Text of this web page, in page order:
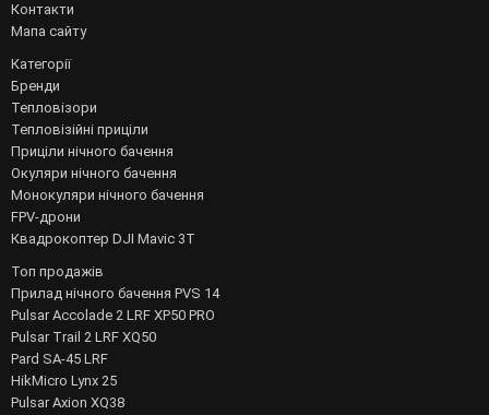
Контакти
Мапа сайту
Категорії
Бренди
Тепловізори
Тепловізійні приціли
Приціли нічного бачення
Окуляри нічного бачення
Монокуляри нічного бачення
FPV-дрони
Квадрокоптер DJI Mavic 3T
Топ продажів
Прилад нічного бачення PVS 14
Pulsar Accolade 2 LRF XP50 PRO
Pulsar Trail 2 LRF XQ50
Pard SA-45 LRF
HikMicro Lynx 25
Pulsar Axion XQ38